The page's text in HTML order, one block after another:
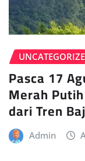
Pasca 17
Merah
dari Tren
Admin